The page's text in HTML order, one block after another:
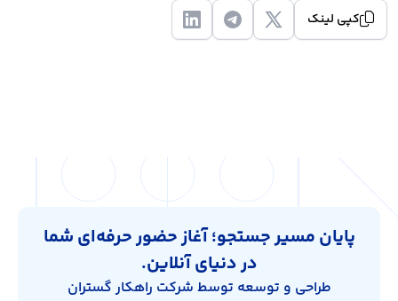
کپی لینک
پایان مسیر جستجو؛ آغاز حضور حرفه‌ای شما
در دنیای آنلاین.
طراحی و توسعه توسط شرکت راهکار گستران